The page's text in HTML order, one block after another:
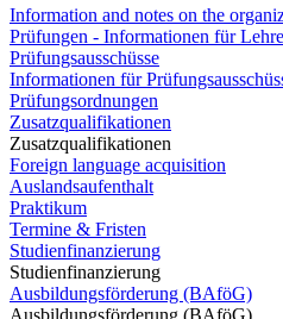
Information and notes on the
Prüfungen - Informationen für
Prüfungsausschüsse
Informationen für
Prüfungsordnungen
Zusatzqualifikationen
Zusatzqualifikationen
Foreign language acquisition
Auslandsaufenthalt
Praktikum
Termine & Fristen
Studienfinanzierung
Studienfinanzierung
Ausbildungsförderung (BAföG)
Ausbildungsförderung (BAföG)